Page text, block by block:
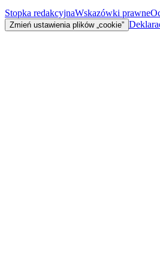
Stopka redakcyjnaWskazówki prawne
Zmień ustawienia plików „cookie”